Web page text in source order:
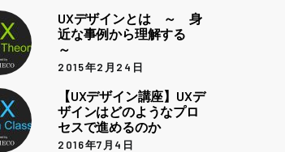
UXデザインとは ～ 身
近な事例から理解する
～
2015年2月24日
【UXデザイン講座】UXデ
ザインはどのようなプロ
セスで進めるのか
2016年7月4日